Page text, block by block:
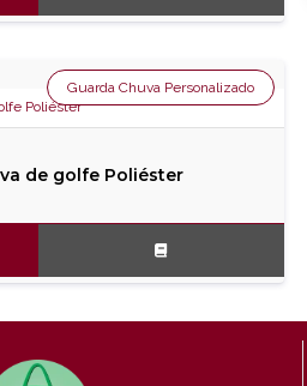
de golfe Poliéster
Guarda Chuva Personalizado